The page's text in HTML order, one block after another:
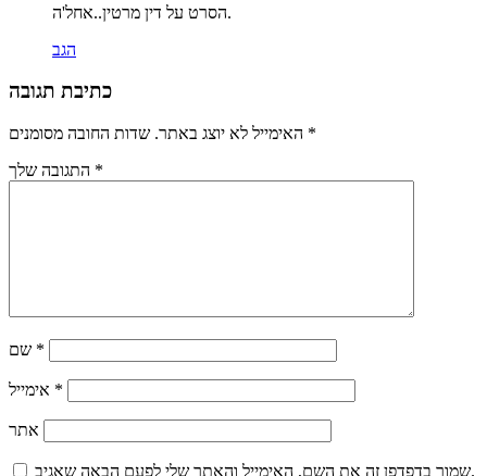
הסרט על דין מרטין..אחל'ה.
הגב
כתיבת תגובה
האימייל לא יוצג באתר. *
*
*
*
אתר
שמור בדפדפן זה את השם, האימייל והאתר שלי לפעם הבאה שאגיב.